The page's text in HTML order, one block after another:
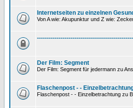
Internetseiten zu einzelnen
Von A wie: Akupunktur und Z wie:
Der Film: Segment
Der Film: Segment für jedermann zu
Flaschenpost - -
Flaschenpost - - Einzelbetrachtung zu